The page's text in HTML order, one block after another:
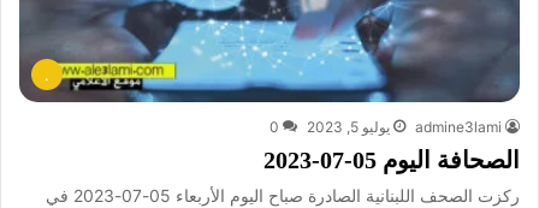
.
admine3lami يوليو 5, 2023 0
الصحافة اليوم 05-07-2023
ركزت الصحف اللبنانية الصادرة صباح اليوم الأربعاء 05-07-2023 في